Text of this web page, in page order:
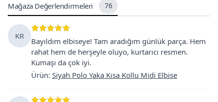
Mağaza Değerlendirmeleri 76
KR
Bayıldım elbiseye! Tam aradığım günlük parça. Hem
rahat hem de herşeyle oluyo, kurtarıcı resmen.
Kumaşı da çok iyi.
Ürün: Siyah Polo Yaka Kısa Kollu Midi Elbise